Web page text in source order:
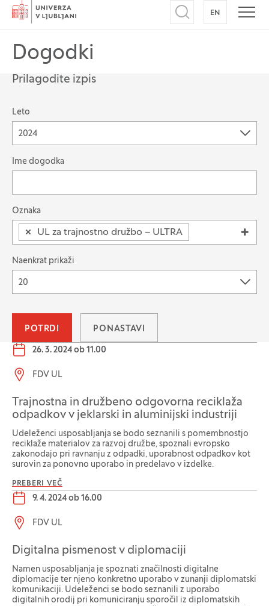
Domov
Odpri iskalnik
EN NA
Dogodki
Prilagodite izpis
Leto
2024
Možnost filtriranja zapisov
Ime dogodka
Oznaka
× UL za trajnostno družbo – ULTRA
Naenkrat prikaži
20
POTRDI PONASTAVI
Datum dogodka:
26. 3. 2024 ob 11.00
Lokacija dogodka:
FDV UL
Trajnostna in družbeno odgovorna reciklaža
odpadkov v jeklarski in aluminijski industriji
Udeleženci usposabljanja se bodo seznanili s pomembnostjo
reciklaže materialov za razvoj družbe, spoznali evropsko
zakonodajo pri ravnanju z odpadki, uporabnost odpadkov kot
surovin za ponovno uporabo in predelavo v izdelke.
PREBERI VEČ
Datum dogodka:
9. 4. 2024 ob 16.00
Lokacija dogodka:
FDV UL
Digitalna pismenost v diplomaciji
Namen usposabljanja je spoznati značilnosti digitalne
diplomacije ter njeno konkretno uporabo v zunanji diplomatski
komunikaciji. Udeleženci se bodo seznanili z uporabo
digitalnih orodij pri komuniciranju sporočil iz diplomatskih